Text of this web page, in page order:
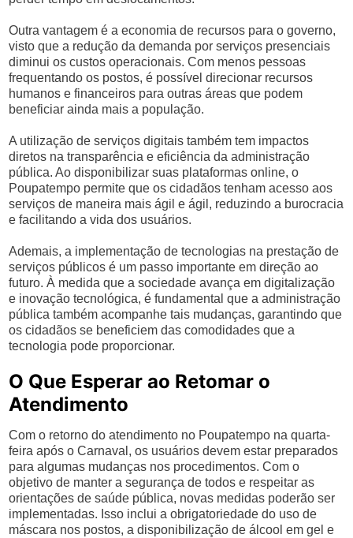
Outra vantagem é a economia de recursos para o governo,
visto que a redução da demanda por serviços presenciais
diminui os custos operacionais. Com menos pessoas
frequentando os postos, é possível direcionar recursos
humanos e financeiros para outras áreas que podem
beneficiar ainda mais a população.
A utilização de serviços digitais também tem impactos
diretos na transparência e eficiência da administração
pública. Ao disponibilizar suas plataformas online, o
Poupatempo permite que os cidadãos tenham acesso aos
serviços de maneira mais ágil e ágil, reduzindo a burocracia
e facilitando a vida dos usuários.
Ademais, a implementação de tecnologias na prestação de
serviços públicos é um passo importante em direção ao
futuro. À medida que a sociedade avança em digitalização
e inovação tecnológica, é fundamental que a administração
pública também acompanhe tais mudanças, garantindo que
os cidadãos se beneficiem das comodidades que a
tecnologia pode proporcionar.
O Que Esperar ao Retomar o
Atendimento
Com o retorno do atendimento no Poupatempo na quarta-
feira após o Carnaval, os usuários devem estar preparados
para algumas mudanças nos procedimentos. Com o
objetivo de manter a segurança de todos e respeitar as
orientações de saúde pública, novas medidas poderão ser
implementadas. Isso inclui a obrigatoriedade do uso de
máscara nos postos, a disponibilização de álcool em gel e